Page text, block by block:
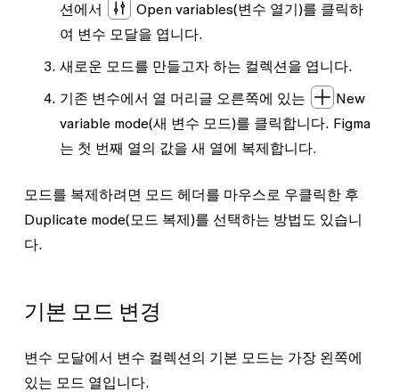
션에서
Open variables(변수 열기)를 클릭하
여 변수 모달을 엽니다.
새로운 모드를 만들고자 하는 컬렉션을 엽니다.
기존 변수에서 열 머리글 오른쪽에 있는
New
variable mode(새 변수 모드)를 클릭합니다. Figma
는 첫 번째 열의 값을 새 열에 복제합니다.
모드를 복제하려면 모드 헤더를 마우스로 우클릭한 후
Duplicate mode(모드 복제)를 선택하는 방법도 있습니
다.
기본 모드 변경
변수 모달에서 변수 컬렉션의 기본 모드는 가장 왼쪽에
있는 모드 열입니다.